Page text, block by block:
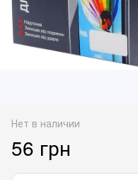
Нет в наличии
56 грн